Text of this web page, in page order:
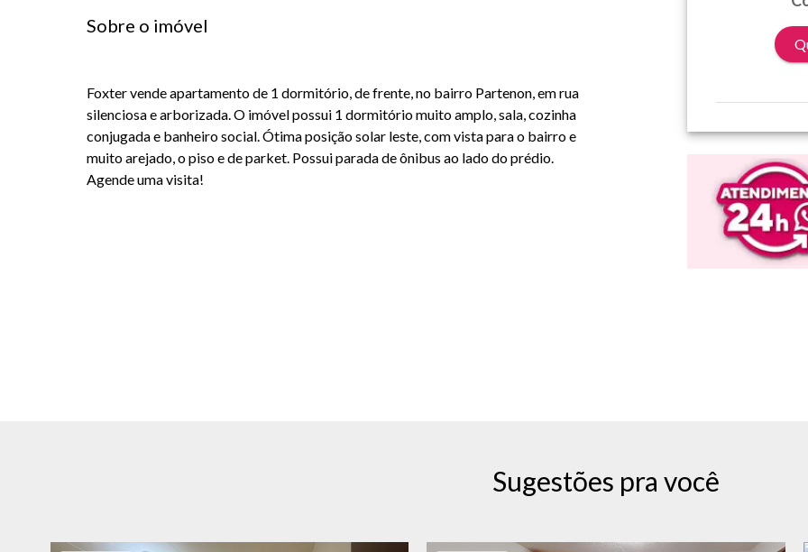
Sobre o imóvel
Foxtervende apartamento de 1 dormitório, de frente, no bairro Partenon, em rua
silenciosa e arborizada. O imóvel possui 1 dormitório muito amplo, sala, cozinha
conjugada e banheiro social. Ótima posição solar leste, com vista para o bairro e
muito arejado, o piso e deparket. Possui parada de ônibus ao lado do prédio.
Agende uma visita!
Sugestões pra você